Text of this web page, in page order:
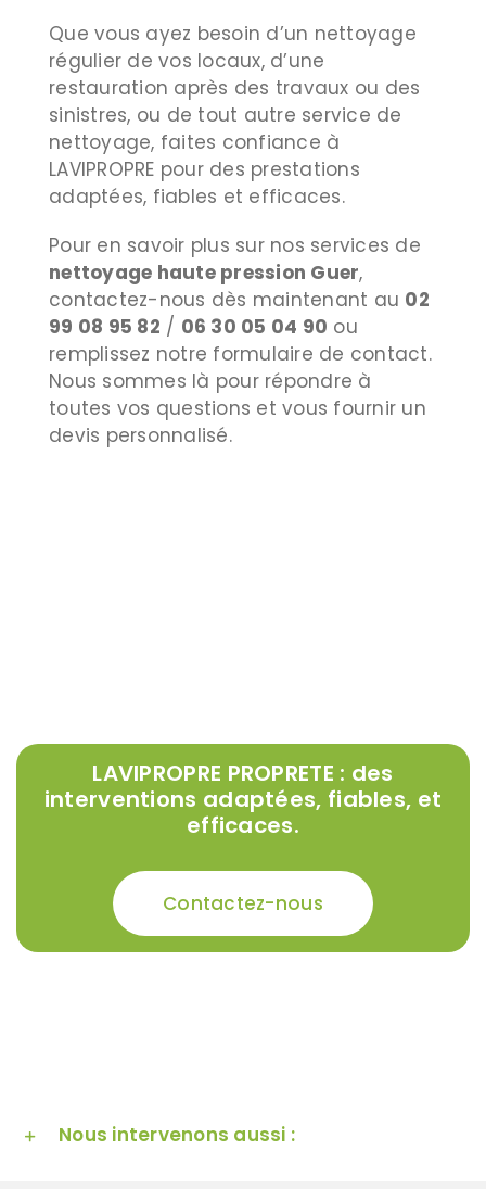
Que vous ayez besoin d’un nettoyage
régulier de vos locaux, d’une
restauration après des travaux ou des
sinistres, ou de tout autre service de
nettoyage, faites confiance à
LAVIPROPRE pour des prestations
adaptées, fiables et efficaces.
Pour en savoir plus sur nos services de
nettoyage haute pression Guer,
contactez-nous dès maintenant au 02
99 08 95 82 / 06 30 05 04 90 ou
remplissez notre formulaire de contact.
Nous sommes là pour répondre à
toutes vos questions et vous fournir un
devis personnalisé.
LAVIPROPRE PROPRETE : des
interventions adaptées, fiables, et
efficaces.
Contactez-nous
Nous intervenons aussi :